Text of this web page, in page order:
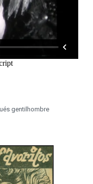
gentilhombre